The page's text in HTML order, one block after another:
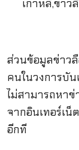
ส่วนข้อมูลข่าว
คนในวงการบัน
ไม่สามารถหาข่
จากอินเทอร์เน็
อีกที